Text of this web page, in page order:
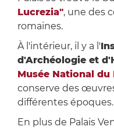
Lucrezia", une des
romaines.
À l'intérieur, il y a l'
d'Archéologie et
Musée National du
conserve des
différentes époques.
En plus de Palais